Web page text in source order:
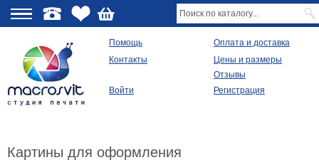
Помощь
Оплата и доставка
Контакты
Цены и размеры
Отзывы
Войти
Регистрация
качестве
Виды
картины
Картины для оформления